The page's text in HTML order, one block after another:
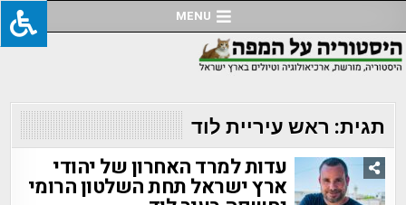
to
content
MENU
תגית: ראש עיריית לוד
עדות למרד האחרון של יהודי
ארץ ישראל תחת השלטון הרומי